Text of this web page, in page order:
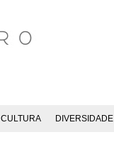
CULTURA DIVERSIDADE